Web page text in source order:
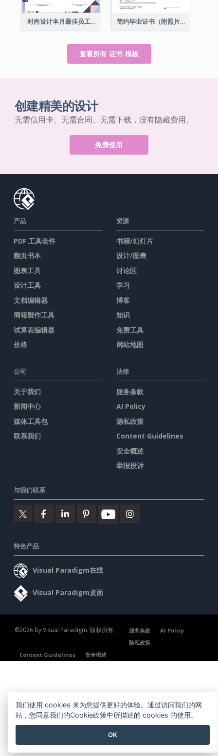
时尚设计本月最佳员工证书 简约毕业证书（附照片）
查看所有 证书 模板
创建精美的设计
无需信用卡、无需合同、无需下载，没有隐藏费用。
免费使用
产品
PDF 工具套件
翻页书本
图表工具
设计工具
文档编辑器
簡報製作工具
试算表编辑器
价格
资源
书籍/幻灯片
设计/图表
讨论区
学习
博客
知识
免费工具
网站地图
公司
关于我们
新闻中心
媒体工具包
联系我们
法律
服务条款
AI Policy
隐私政策
Content Guidelines
安全概述
举报投诉
与我们联系
特色产品
Visual Paradigm在线
Visual Paradigm桌面
©2026 by Visual Paradigm. 版权所有。 服务条款
AI Policy
隐私政策
Content Guidelines
安全概述
我们使用 cookies 来为您提供更好的体验。通过访问我们的网
站，您同意我们的Cookie政策中所描述的 cookies 的使用。
OK